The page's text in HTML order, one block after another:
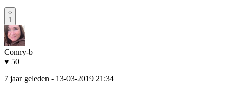
1
Conny-b
♥ 50
7 jaar geleden - 13-03-2019 21:34